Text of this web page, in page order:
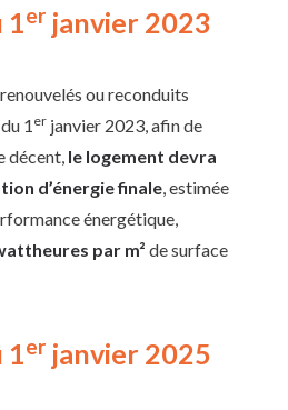
1er janvier 2023
ou reconduits
1 er janvier 2023, afin de
décent, le logement devra
d’énergie finale, estimée
énergétique,
par m² de surface
1er janvier 2025